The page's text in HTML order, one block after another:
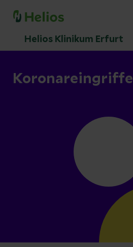
Helios Klinikum Erfurt
Koronareingriffe